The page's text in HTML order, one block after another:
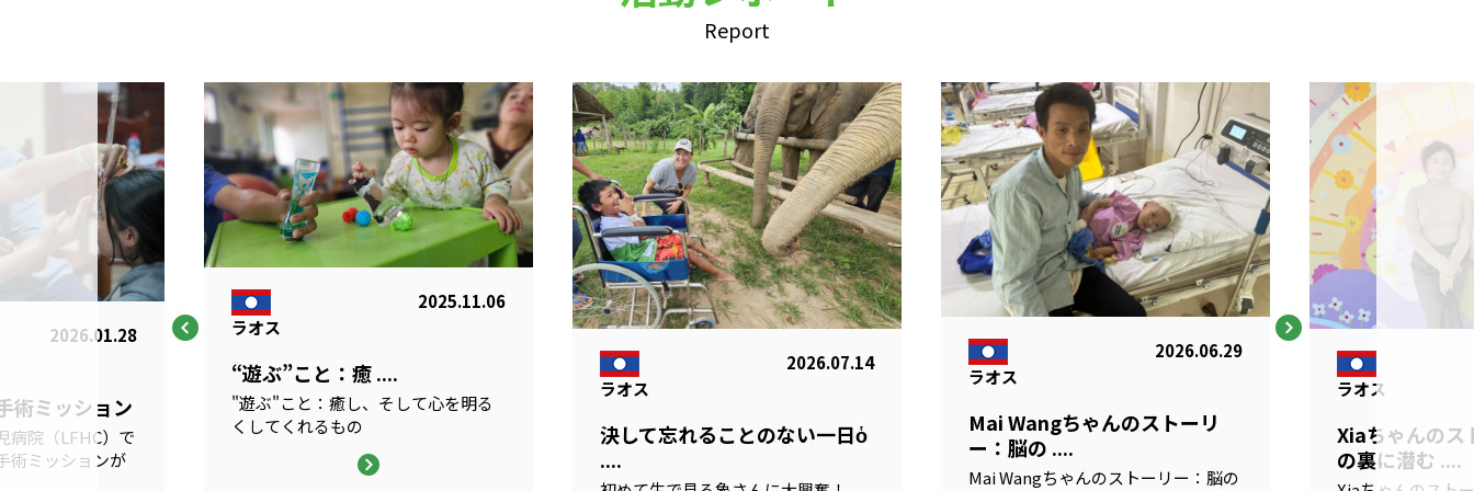
Report
2026.01.28
術ミッション
病院（LFHC）で
術ミッションが
ラオス
2025.11.06
“遊ぶ”こと：癒 ....
"遊ぶ"こと：癒し、そして心を明る
くしてくれるもの
ラオス
2026.07.14
決して忘れることのない一日ὁ
....
ラオス
2026.06.29
Mai Wangちゃんのストーリ
ー：脳の ....
Mai Wangちゃんのストーリー：脳の
ラオス
Xiaちゃんのス
の裏に潜む ....